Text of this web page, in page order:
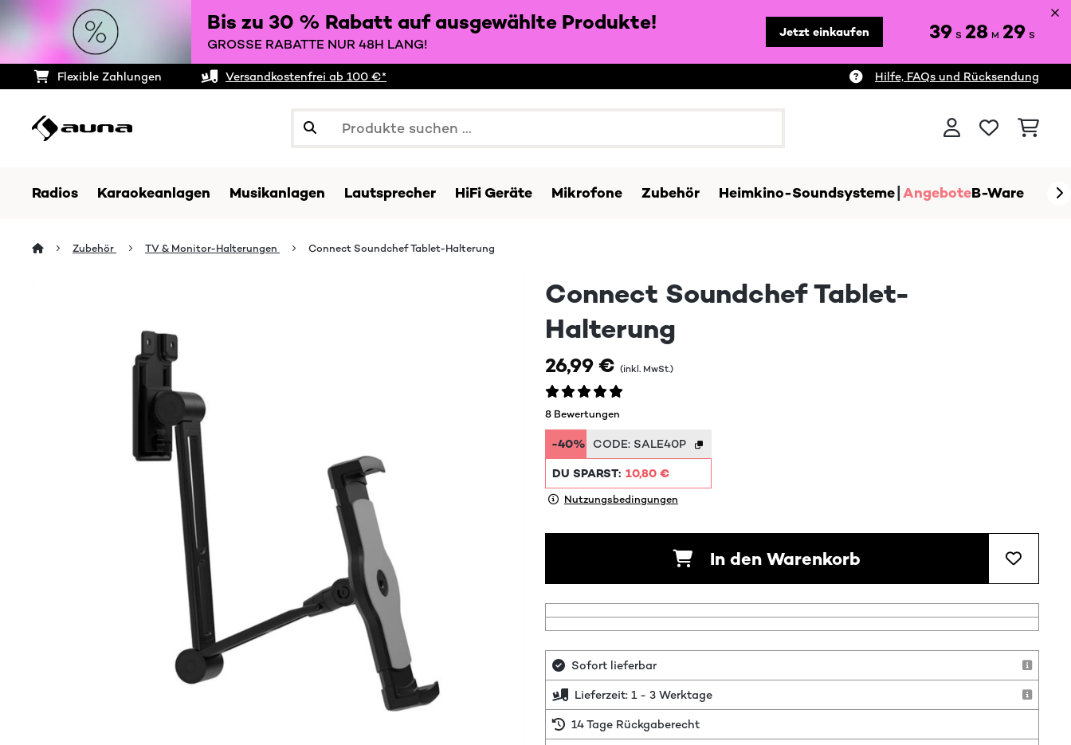
Bis zu 30 % Rabatt auf ausgewählte Produkte!
GROSSE RABATTE NUR 48H LANG!
Jetzt einkaufen 39 S 28 M 27 S
Flexible Zahlungen Versandkostenfrei ab 100 €* Hilfe, FAQs und Rücksendung
Radios Karaokeanlagen Musikanlagen Lautsprecher HiFi Geräte Mikrofone Zubehör Heimkino-Soundsysteme AngeboteB-Ware
Zubehör TV & Monitor-Halterungen Connect Soundchef Tablet-Halterung
Connect Soundchef Tablet-
Halterung
26,99 € (inkl. MwSt.)
8 Bewertungen
-40% CODE: SALE40P
DU SPARST: 10,80 €
Nutzungsbedingungen
In den Warenkorb
Sofort lieferbar
Lieferzeit: 1 - 3 Werktage
14 Tage Rückgaberecht